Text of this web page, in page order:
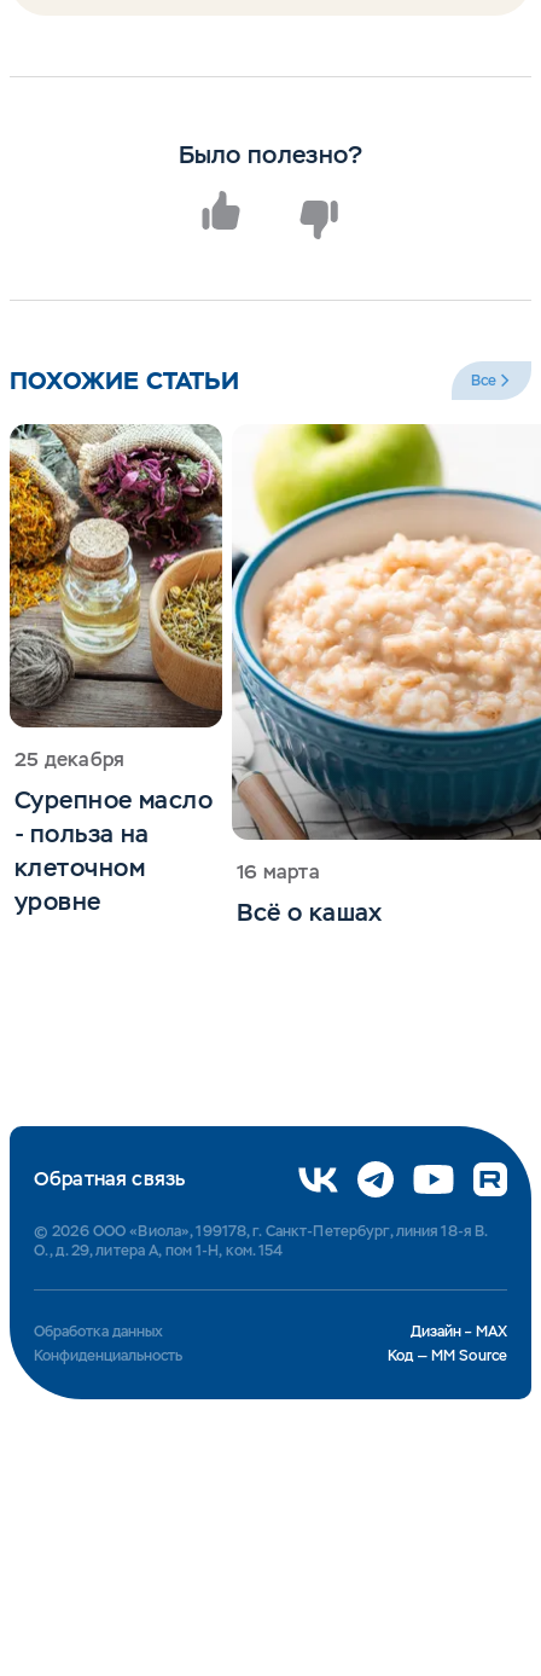
Было полезно?
ПОХОЖИЕ СТАТЬИ Все
25 декабря
Сурепное масло
- польза на
клеточном
уровне
16 марта
Всё о кашах
Дизайн – MAX
Обработка данных
Код — MM Source
Конфиденциальность
Обратная связь
© 2026 ООО «Виола», 199178, г. Санкт-Петербург, линия 18-я В.
О., д. 29, литера А, пом 1-Н, ком. 154